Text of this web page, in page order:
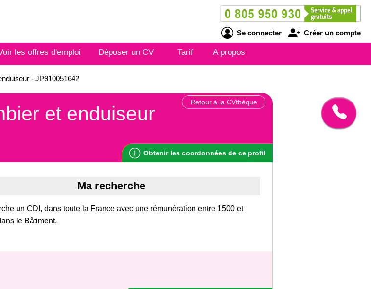
Se connecter Créer un compte
les offres d'emploi Déposer un CV Tarif A propos
- JP910051642
Retour à la CVthèque
et enduiseur
Obtenir les coordonnées de ce profil
Ma recherche
un CDI, dans toute la France avec une rémunération entre 1500 et
le Bâtiment.